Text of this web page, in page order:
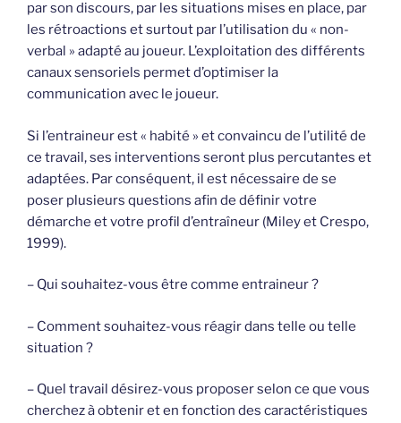
par son discours, par les situations mises en place, par
les rétroactions et surtout par l’utilisation du « non-
verbal » adapté au joueur. L’exploitation des différents
canaux sensoriels permet d’optimiser la
communication avec le joueur.
Si l’entraineur est « habité » et convaincu de l’utilité de
ce travail, ses interventions seront plus percutantes et
adaptées. Par conséquent, il est nécessaire de se
poser plusieurs questions afin de définir votre
démarche et votre profil d’entraîneur (Miley et Crespo,
1999).
– Qui souhaitez-vous être comme entraineur ?
– Comment souhaitez-vous réagir dans telle ou telle
situation ?
– Quel travail désirez-vous proposer selon ce que vous
cherchez à obtenir et en fonction des caractéristiques